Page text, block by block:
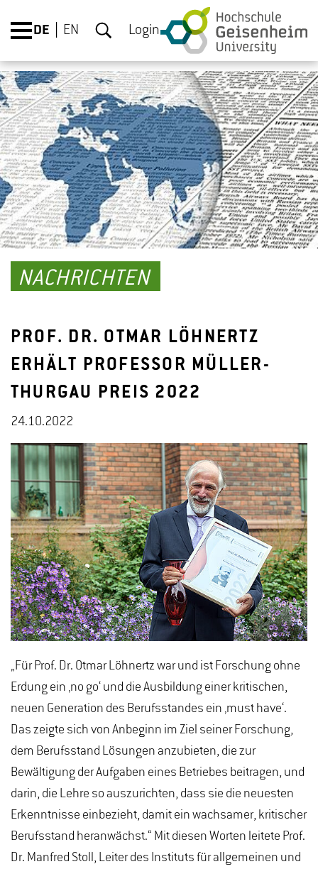
DE EN Login
NACHRICHTEN
PROF. DR. OTMAR LÖHNERTZ
ERHÄLT PROFESSOR MÜLLER-
THURGAU PREIS 2022
24.10.2022
„Für Prof. Dr. Otmar Löhnertz war und ist Forschung ohne
Erdung ein ‚no go‘ und die Ausbildung einer kritischen,
neuen Generation des Berufsstandes ein ‚must have‘.
Das zeigte sich von Anbeginn im Ziel seiner Forschung,
dem Berufsstand Lösungen anzubieten, die zur
Bewältigung der Aufgaben eines Betriebes beitragen, und
darin, die Lehre so auszurichten, dass sie die neuesten
Erkenntnisse einbezieht, damit ein wachsamer, kritischer
Berufsstand heranwächst.“ Mit diesen Worten leitete Prof.
Dr. Manfred Stoll, Leiter des Instituts für allgemeinen und